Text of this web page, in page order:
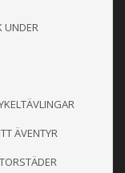
UNDER
ÄVENTYR